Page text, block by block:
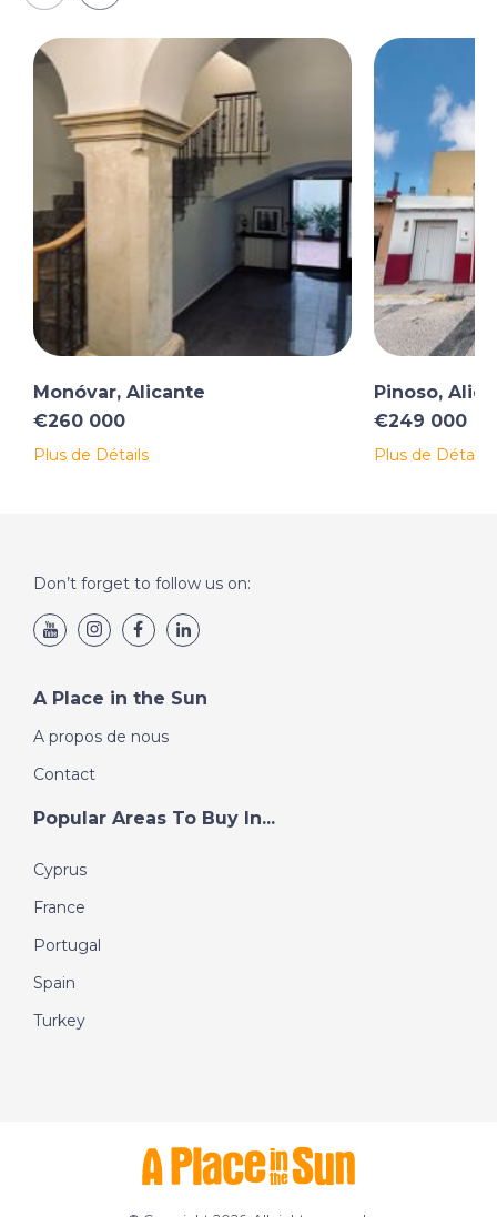
Monóvar, Alicante
€260 000
Plus de Détails
Pinoso,
€249 000
Plus de Détails
Don’t forget to follow us on:
A Place in the Sun
A propos de nous
Contact
Popular Areas To Buy In...
Cyprus
France
Portugal
Spain
Turkey